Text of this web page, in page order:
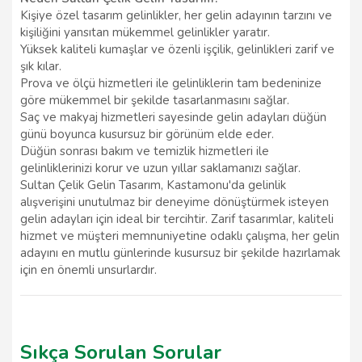
Kişiye özel tasarım gelinlikler, her gelin adayının tarzını ve
kişiliğini yansıtan mükemmel gelinlikler yaratır.
Yüksek kaliteli kumaşlar ve özenli işçilik, gelinlikleri zarif ve
şık kılar.
Prova ve ölçü hizmetleri ile gelinliklerin tam bedeninize
göre mükemmel bir şekilde tasarlanmasını sağlar.
Saç ve makyaj hizmetleri sayesinde gelin adayları düğün
günü boyunca kusursuz bir görünüm elde eder.
Düğün sonrası bakım ve temizlik hizmetleri ile
gelinliklerinizi korur ve uzun yıllar saklamanızı sağlar.
Sultan Çelik Gelin Tasarım, Kastamonu'da gelinlik
alışverişini unutulmaz bir deneyime dönüştürmek isteyen
gelin adayları için ideal bir tercihtir. Zarif tasarımlar, kaliteli
hizmet ve müşteri memnuniyetine odaklı çalışma, her gelin
adayını en mutlu günlerinde kusursuz bir şekilde hazırlamak
için en önemli unsurlardır.
Sıkça Sorulan Sorular